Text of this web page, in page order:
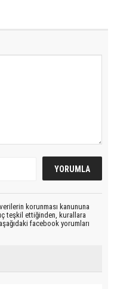
korunması kanununa
teşkil ettiğinden, kurallara
facebook yorumları